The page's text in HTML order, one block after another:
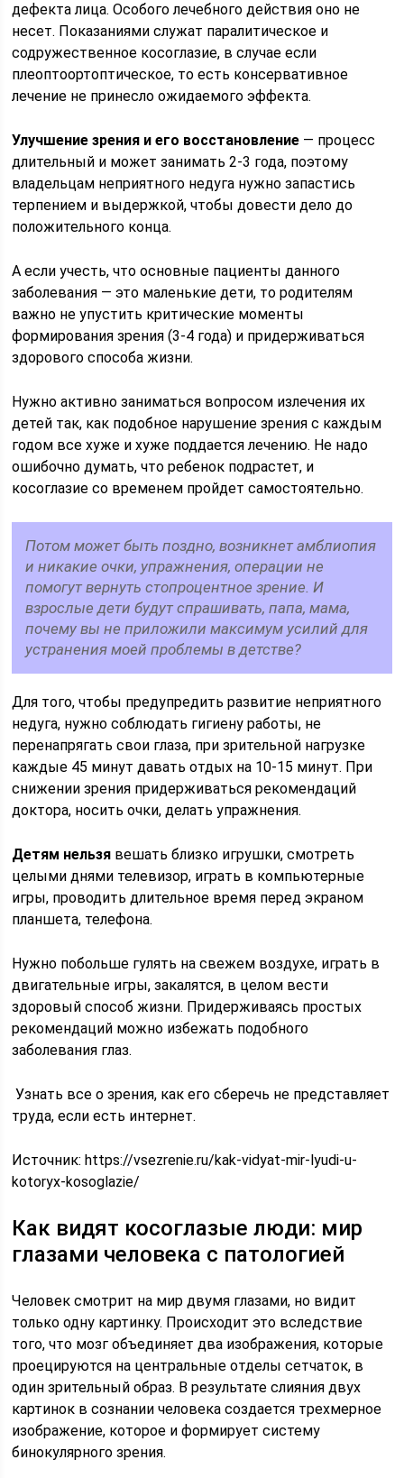
дефекта лица. Особого лечебного действия оно не
несет. Показаниями служат паралитическое и
содружественное косоглазие, в случае если
плеоптоортоптическое, то есть консервативное
лечение не принесло ожидаемого эффекта.
Улучшение зрения и его восстановление — процесс
длительный и может занимать 2-3 года, поэтому
владельцам неприятного недуга нужно запастись
терпением и выдержкой, чтобы довести дело до
положительного конца.
А если учесть, что основные пациенты данного
заболевания — это маленькие дети, то родителям
важно не упустить критические моменты
формирования зрения (3-4 года) и придерживаться
здорового способа жизни.
Нужно активно заниматься вопросом излечения их
детей так, как подобное нарушение зрения с каждым
годом все хуже и хуже поддается лечению. Не надо
ошибочно думать, что ребенок подрастет, и
косоглазие со временем пройдет самостоятельно.
Потом может быть поздно, возникнет амблиопия
и никакие очки, упражнения, операции не
помогут вернуть стопроцентное зрение. И
взрослые дети будут спрашивать, папа, мама,
почему вы не приложили максимум усилий для
устранения моей проблемы в детстве?
Для того, чтобы предупредить развитие неприятного
недуга, нужно соблюдать гигиену работы, не
перенапрягать свои глаза, при зрительной нагрузке
каждые 45 минут давать отдых на 10-15 минут. При
снижении зрения придерживаться рекомендаций
доктора, носить очки, делать упражнения.
Детям нельзя вешать близко игрушки, смотреть
целыми днями телевизор, играть в компьютерные
игры, проводить длительное время перед экраном
планшета, телефона.
Нужно побольше гулять на свежем воздухе, играть в
двигательные игры, закалятся, в целом вести
здоровый способ жизни. Придерживаясь простых
рекомендаций можно избежать подобного
заболевания глаз.
Узнать все о зрения, как его сберечь не представляет
труда, если есть интернет.
Источник:https://vsezrenie.ru/kak-vidyat-mir-lyudi-u-
kotoryx-kosoglazie/
Как видят косоглазые люди: мир
глазами человека с патологией
Человек смотрит на мир двумя глазами, но видит
только одну картинку. Происходит это вследствие
того, что мозг объединяет два изображения, которые
проецируются на центральные отделы сетчаток, в
один зрительный образ. В результате слияния двух
картинок в сознании человека создается трехмерное
изображение, которое и формирует систему
бинокулярного зрения.